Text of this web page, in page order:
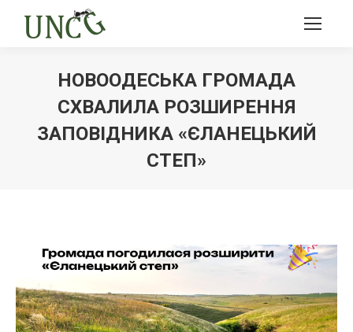
НОВООДЕСЬКА ГРОМАДА
СХВАЛИЛА РОЗШИРЕННЯ
ЗАПОВІДНИКА «ЄЛАНЕЦЬКИЙ
СТЕП»